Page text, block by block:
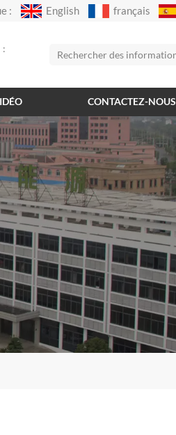
: English français
:
CONTACTEZ-NOUS